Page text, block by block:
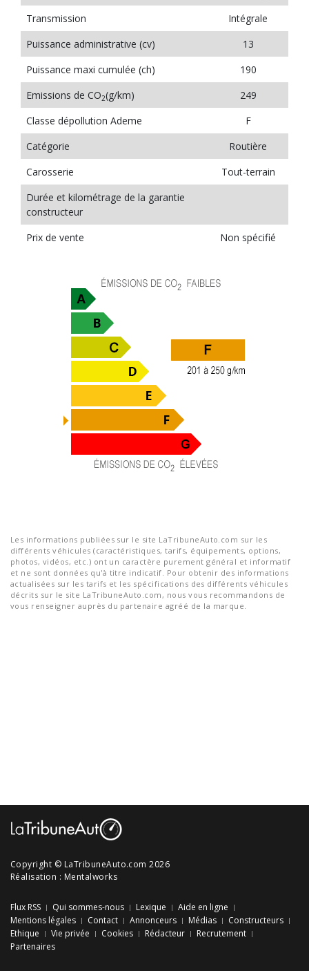
Transmission
Intégrale
Puissance administrative (cv)
13
Puissance maxi cumulée (ch)
190
Emissions de CO2(g/km)
249
Classe dépollution Ademe
F
Catégorie
Routière
Carosserie
Tout-terrain
Durée et kilométrage de la garantie
constructeur
Prix de vente
Non spécifié
Les informations publiées sur le site LaTribuneAuto.com sur les
différents véhicules (caractéristiques, tarifs, équipements, options,
photos, vidéos, etc.) ont un caractère purement général et informatif
et ne sont données qu'à titre indicatif. Pour obtenir des informations
actualisées sur les tarifs et les spécifications des différents véhicules
décrits sur le site LaTribuneAuto.com, nous vous recommandons de
vous renseigner auprès du partenaire agréé de la marque.
Copyright © LaTribuneAuto.com 2026
Réalisation : Mentalworks
Flux RSS Qui sommes-nous Lexique
Aide en ligne
Mentions légales
Contact Annonceurs Médias
Constructeurs
Ethique
Vie privée Cookies Rédacteur
Recrutement
Partenaires